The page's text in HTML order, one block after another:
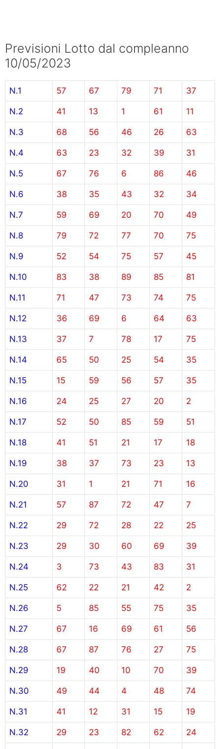
Previsioni Lotto dal compleanno
10/05/2023
N.1 57 67 79 71 37
N.2 41 13 1 61 11
N.3 68 56 46 26 63
N.4 63 23 32 39 31
N.5 67 76 6 86 46
N.6 38 35 43 32 34
N.7 59 69 20 70 49
N.8 79 72 77 70 75
N.9 52 54 75 57 45
N.10 83 38 89 85 81
N.11 71 47 73 74 75
N.12 36 69 6 64 63
N.13 37 7 78 17 75
N.14 65 50 25 54 35
N.15 15 59 56 57 35
N.16 24 25 27 20 2
N.17 52 50 85 59 51
N.18 41 51 21 17 18
N.19 38 37 73 23 13
N.20 31 1 21 71 16
N.21 57 87 72 47 7
N.22 29 72 28 22 25
N.23 29 30 60 69 39
N.24 3 73 43 83 31
N.25 62 22 21 42 2
N.26 5 85 55 75 35
N.27 67 16 69 61 56
N.28 67 87 76 27 75
N.29 19 40 10 70 39
N.30 49 44 4 48 74
N.31 41 12 31 15 19
N.32 29 23 82 62 24